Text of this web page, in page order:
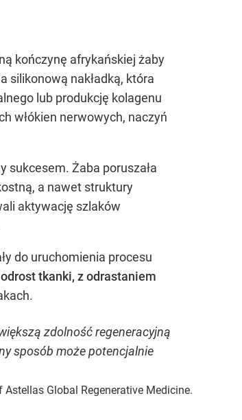
kończynę afrykańskiej żaby
silikonową nakładką, która
lub produkcję kolagenu
włókien nerwowych, naczyń
sukcesem. Żaba poruszała
a nawet struktury
aktywację szlaków
do uruchomienia procesu
tkanki, z odrastaniem
zdolność regeneracyjną
sposób może potencjalnie
Astellas Global Regenerative Medicine.